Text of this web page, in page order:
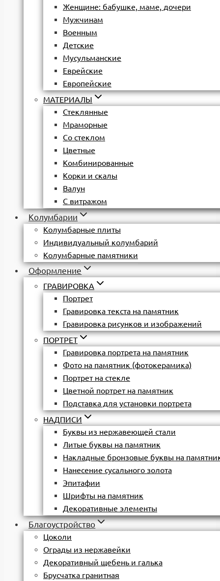
Женщине: бабушке, маме, дочери
Мужчинам
Военным
Детские
Мусульманские
Еврейские
Европейские
МАТЕРИАЛЫ
Стеклянные
Мраморные
Со стеклом
Цветные
Комбинированные
Корки и скалы
Валун
С витражом
Колумбарии
Колумбарные плиты
Индивидуальный колумбарий
Колумбарные памятники
Оформление
ГРАВИРОВКА
Портрет
Гравировка текста на памятник
Гравировка рисунков и изображений
ПОРТРЕТ
Гравировка портрета на памятник
Фото на памятник (фотокерамика)
Портрет на стекле
Цветной портрет на памятник
Подставка для установки портрета
НАДПИСИ
Буквы из нержавеющей стали
Литые буквы на памятник
Накладные бронзовые буквы на
Нанесение сусального золота
Эпитафии
Шрифты на памятник
Декоративные элементы
Благоустройство
Цоколи
Ограды из нержавейки
Декоративный щебень и галька
Брусчатка гранитная